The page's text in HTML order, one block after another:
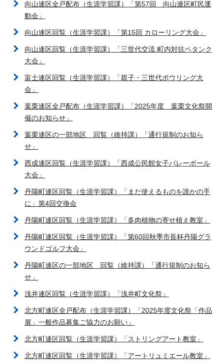
向山連区全戸配布（生涯学習課）「第57回 向山連区町民運
動会」
向山連区回覧（生涯学習課）「第15回 カローリング大会」
向山連区回覧（生涯学習課）「三世代交流 町内対抗ペタンク
大会」
富士連区回覧（生涯学習課）「親子・三世代ボウリング大
会」
葉栗連区全戸配布（生涯学習課）「2025年度 葉栗文化祭開
催のお知らせ」
葉栗連区の一部地区 回覧（維持課）「通行規制のお知ら
せ」
西成連区回覧（生涯学習課）「西成公民館女子バレーボール
大会」
丹陽町連区回覧（生涯学習課）「まだ使えるものを誰かの手
に」第4回交換会
丹陽町連区回覧（生涯学習課）「多肉植物の寄せ植え教室」
丹陽町連区回覧（生涯学習課）「第60回秋季市長杯丹陽グラ
ウンドゴルフ大会」
丹陽町連区の一部地区 回覧（維持課）「通行規制のお知ら
せ」
浅井連区回覧（生涯学習課）「浅井町文化祭」
北方町連区全戸配布（生涯学習課）「2025年度文化祭「作品
展」一般作品募集ご協力のお願い」
北方町連区回覧（生涯学習課）「ストリングアート教室」
北方町連区回覧（生涯学習課）「アートリュミエール教室」